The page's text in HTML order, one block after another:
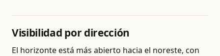
Visibilidad por dirección
El horizonte está más abierto hacia el noreste, con